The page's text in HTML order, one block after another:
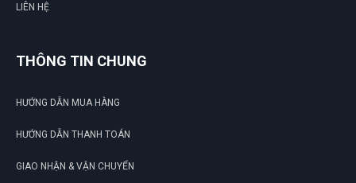
LIÊN HỆ
THÔNG TIN CHUNG
HƯỚNG DẪN MUA HÀNG
HƯỚNG DẪN THANH TOÁN
GIAO NHẬN & VẬN CHUYỂN